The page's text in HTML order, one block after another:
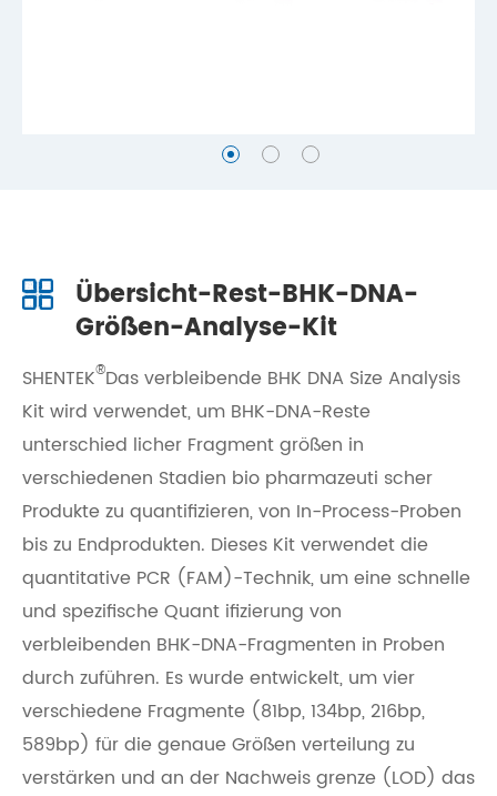
Übersicht-Rest-BHK-DNA-
Größen-Analyse-Kit
SHENTEK®Das verbleibende BHK DNA Size Analysis
Kit wird verwendet, um BHK-DNA-Reste
unterschied licher Fragment größen in
verschiedenen Stadien bio pharmazeuti scher
Produkte zu quantifizieren, von In-Process-Proben
bis zu Endprodukten. Dieses Kit verwendet die
quantitative PCR (FAM)-Technik, um eine schnelle
und spezifische Quant ifizierung von
verbleibenden BHK-DNA-Fragmenten in Proben
durch zuführen. Es wurde entwickelt, um vier
verschiedene Fragmente (81bp, 134bp, 216bp,
589bp) für die genaue Größen verteilung zu
verstärken und an der Nachweis grenze (LOD) das